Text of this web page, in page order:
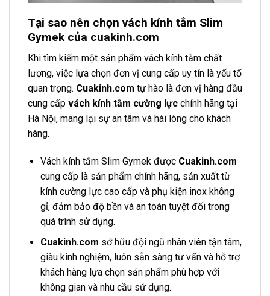
Tại sao nên chọn vách kính tắm Slim
Gymek của cuakinh.com
Khi tìm kiếm một sản phẩm vách kính tắm chất
lượng, việc lựa chọn đơn vị cung cấp uy tín là yếu tố
quan trọng. Cuakinh.com tự hào là đơn vị hàng đầu
cung cấp vách kính tắm cường lực chính hãng tại
Hà Nội, mang lại sự an tâm và hài lòng cho khách
hàng.
Vách kính tắm Slim Gymek được Cuakinh.com
cung cấp là sản phẩm chính hãng, sản xuất từ
kính cường lực cao cấp và phụ kiện inox không
gỉ, đảm bảo độ bền và an toàn tuyệt đối trong
quá trình sử dụng.
Cuakinh.com sở hữu đội ngũ nhân viên tận tâm,
giàu kinh nghiệm, luôn sẵn sàng tư vấn và hỗ trợ
khách hàng lựa chọn sản phẩm phù hợp với
không gian và nhu cầu sử dụng.